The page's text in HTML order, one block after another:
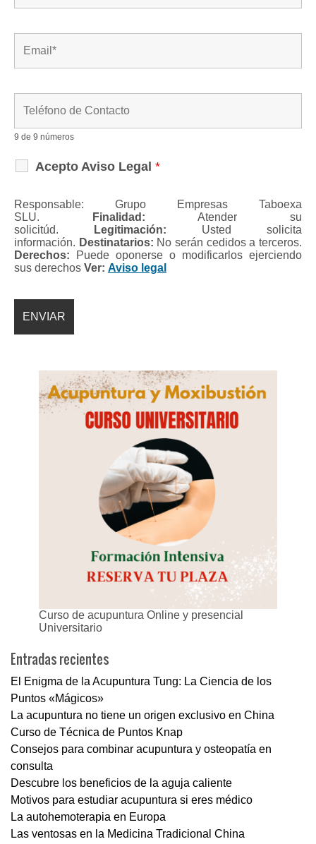
9 de 9 números
Acepto Aviso Legal *
Responsable: Grupo Empresas Taboexa
SLU.
Finalidad:Atender su
solicitúd.
Legitimación: Usted solicita
información. Destinatarios: No serán cedidos a terceros.
Derechos: Puede oponerse o modificarlos ejerciendo
sus derechos Ver: Aviso legal
Curso de acupuntura Online y presencial
Universitario
Entradas recientes
El Enigma de la Acupuntura Tung: La Ciencia de los
Puntos «Mágicos»
La acupuntura no tiene un origen exclusivo en China
Curso de Técnica de Puntos Knap
Consejos para combinar acupuntura y osteopatía en
consulta
Descubre los beneficios de la aguja caliente
Motivos para estudiar acupuntura si eres médico
La autohemoterapia en Europa
Las ventosas en la Medicina Tradicional China